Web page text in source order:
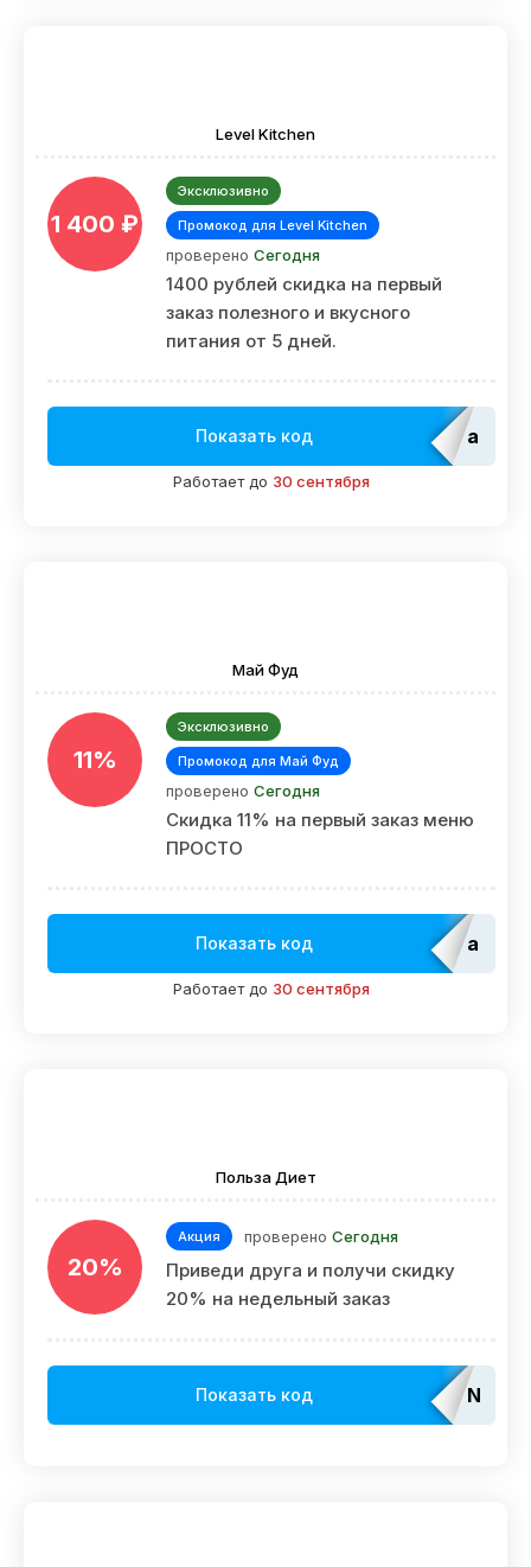
Level Kitchen
1 400 ₽
Эксклюзивно
Промокод для Level Kitchen
проверено Сегодня
1400 рублей скидка на первый
заказ полезного и вкусного
питания от 5 дней.
Показать код
Работает до 30 сентября
Май Фуд
11%
Эксклюзивно
Промокод для Май Фуд
проверено Сегодня
Скидка 11% на первый заказ меню
ПРОСТО
Показать код
Работает до 30 сентября
Польза Диет
20%
Акция проверено Сегодня
Приведи друга и получи cкидку
20% на недельный заказ
Not
Показать код